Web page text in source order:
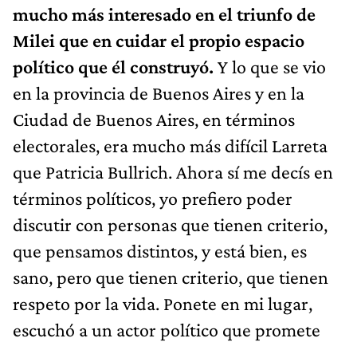
mucho más interesado en el triunfo de
Milei que en cuidar el propio espacio
político que él construyó. Y lo que se vio
en la provincia de Buenos Aires y en la
Ciudad de Buenos Aires, en términos
electorales, era mucho más difícil Larreta
que Patricia Bullrich. Ahora sí me decís en
términos políticos, yo prefiero poder
discutir con personas que tienen criterio,
que pensamos distintos, y está bien, es
sano, pero que tienen criterio, que tienen
respeto por la vida. Ponete en mi lugar,
escuchó a un actor político que promete